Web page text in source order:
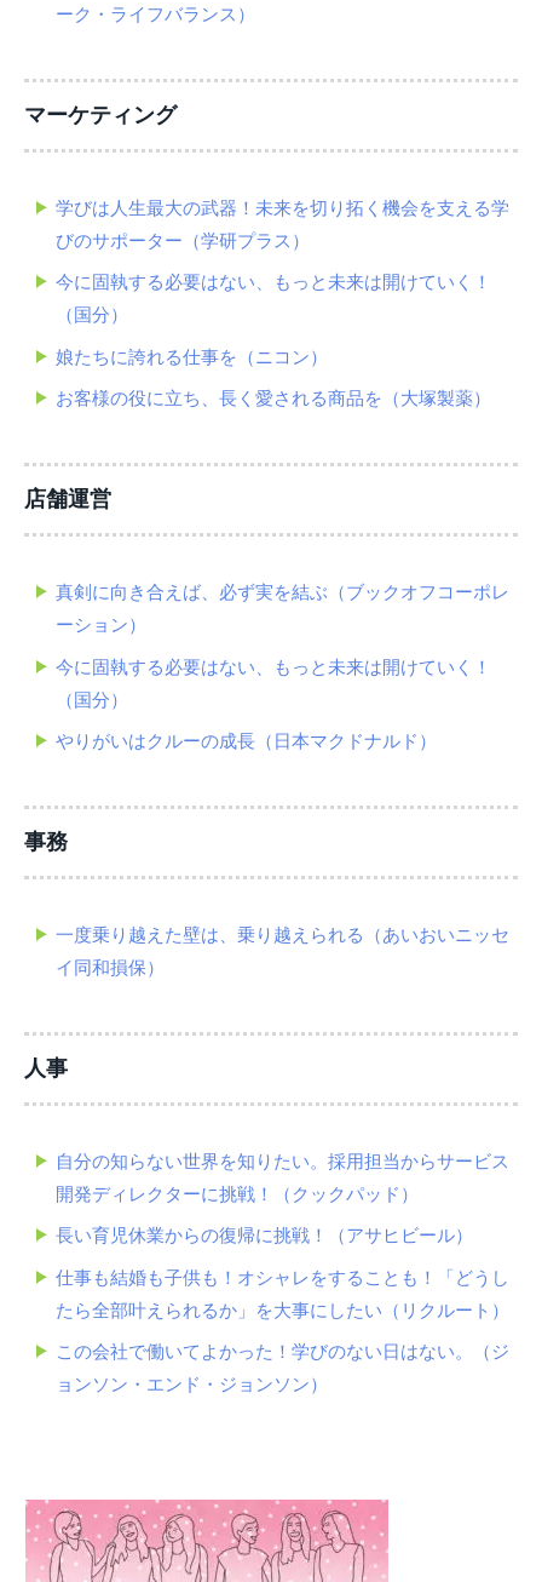
ーク・ライフバランス）
マーケティング
学びは人生最大の武器！未来を切り拓く機会を支える学
びのサポーター（学研プラス）
今に固執する必要はない、もっと未来は開けていく！
（国分）
娘たちに誇れる仕事を（ニコン）
お客様の役に立ち、長く愛される商品を（大塚製薬）
店舗運営
真剣に向き合えば、必ず実を結ぶ（ブックオフコーポレ
ーション）
今に固執する必要はない、もっと未来は開けていく！
（国分）
やりがいはクルーの成長（日本マクドナルド）
事務
一度乗り越えた壁は、乗り越えられる（あいおいニッセ
イ同和損保）
人事
自分の知らない世界を知りたい。採用担当からサービス
開発ディレクターに挑戦！（クックパッド）
長い育児休業からの復帰に挑戦！（アサヒビール）
仕事も結婚も子供も！オシャレをすることも！「どうし
たら全部叶えられるか」を大事にしたい（リクルート）
この会社で働いてよかった！学びのない日はない。（ジ
ョンソン・エンド・ジョンソン）